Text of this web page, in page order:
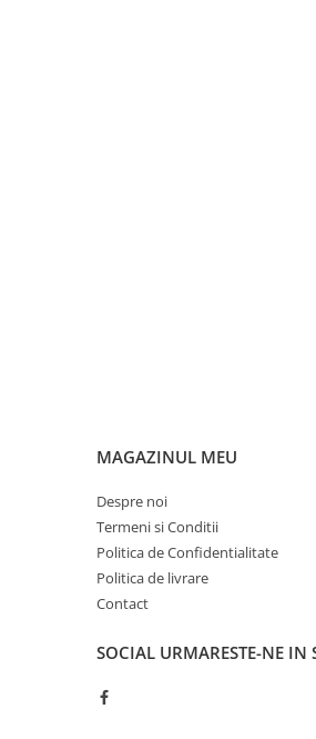
MAGAZINUL MEU
Despre noi
Termeni si Conditii
Politica de Confidentialitate
Politica de livrare
Contact
SOCIAL URMARESTE-NE IN